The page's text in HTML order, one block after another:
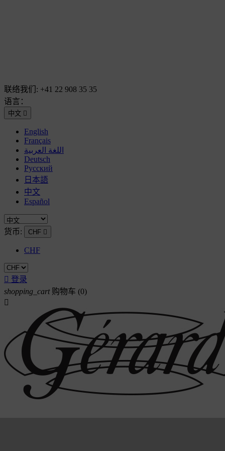
联络我们: +41 22 908 35 35
语言：
中文 
English
Français
اللغة العربية
Deutsch
Русский
日本語
中文
Español
货币: CHF 
CHF
 登录
shopping_cart 购物车 (0)
